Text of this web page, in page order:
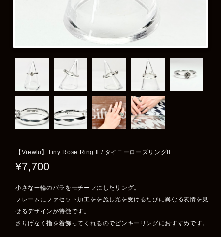
【Viewlu】Tiny Rose Ring ll / タイニーローズリングll
¥7,700
小さな一輪のバラをモチーフにしたリング。
フレームにファセット加工をを施し光を受けるたびに異なる表情を見
せるデザインが特徴です。
さりげなく指を着飾ってくれるのでピンキーリングにおすすめです。